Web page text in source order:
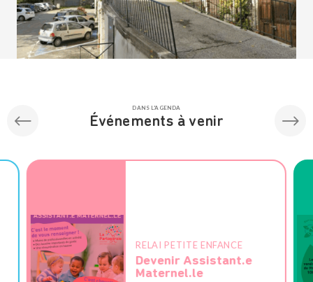
DANS L'AGENDA
Événements à venir
RELAI PETITE ENFANCE
Devenir Assistant.e
Maternel.le